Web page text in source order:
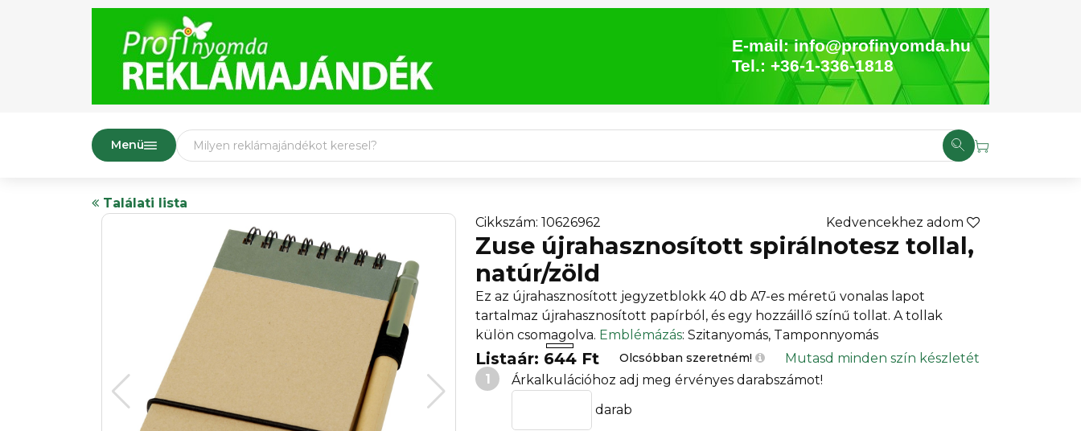
E-mail:info@profinyomda.hu
Tel.: +36-1-336-1818
Menü
Találati lista
Cikkszám: 10626962 Kedvencekhez adom
Zuse újrahasznosított spirálnotesz tollal,
natúr/zöld
Ez az újrahasznosított jegyzetblokk 40 db A7-es méretű vonalas lapot
tartalmaz újrahasznosított papírból, és egy hozzáillő színű tollat. A tollak
külön csomagolva. Emblémázás: Szitanyomás, Tamponnyomás
Listaár: 644 Ft Olcsóbban szeretném!
Mutasd minden szín készletét
1
Árkalkulációhoz adj meg érvényes darabszámot!
darab